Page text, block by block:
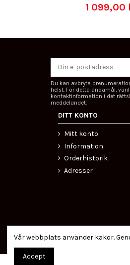
1 099,00
Du kan avbryta
helst. För detta ändamål,
kontaktinformation i det
meddelandet.
DITT KONTO
Mitt konto
Information
Orderhistorik
Adresser
Vår webbplats använder kakor.
Accept